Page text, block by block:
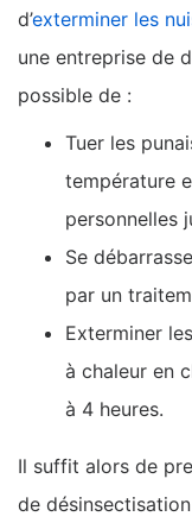
d’exterminer les
une entreprise de
possible de :
Tuer les
température
personnelles
Se
par un
Exterminer
à chaleur en
à 4 heures.
Il suffit alors de
de